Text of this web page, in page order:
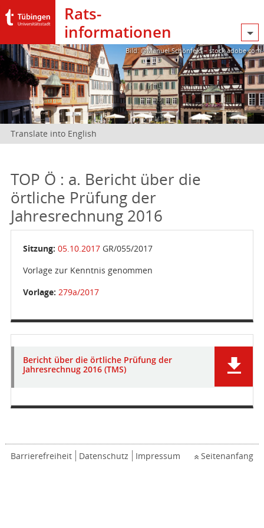
Rats­
informationen
Bild: @Manuel Schönfeld – stock.adobe.com
Translate into English
TOP Ö : a. Bericht über die
örtliche Prüfung der
Jahresrechnung 2016
Sitzung: 05.10.2017GR/055/2017
Vorlage zur Kenntnis genommen
Vorlage: 279a/2017
Bericht über die örtliche Prüfung der
Jahresrechnug 2016 (TMS)
Barrierefreiheit Datenschutz Impressum Seitenanfang